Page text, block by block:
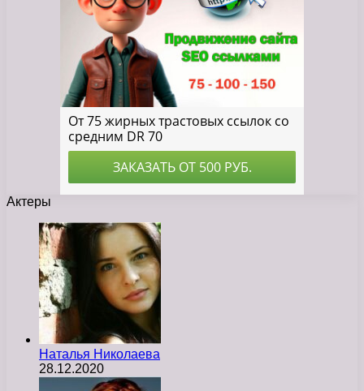
Актеры
Наталья Николаева
28.12.2020